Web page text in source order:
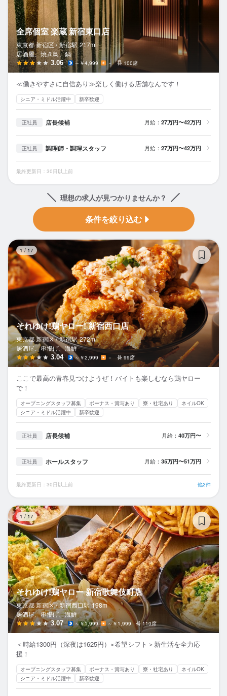
全席個室 楽蔵 新宿東口店
東京都 新宿区 / 新宿駅 217m
居酒屋、焼き鳥、鍋
3.06 ～￥4,999 － 100席
≪働きやすさに自信あり≫楽しく働ける店舗なんです！
シニア・ミドル活躍中 新卒歓迎
正社員 店長候補 月給： 27万円〜42万円
正社員 調理師・調理スタッフ 月給： 27万円〜42万円
最終更新日：30日以上前
理想の求人が見つかりませんか？
条件を絞り込む
1/ 17
それゆけ!鶏ヤロー! 新宿西口店
東京都 新宿区 / 新宿駅 272m
居酒屋、串揚げ、海鮮
3.04 ～￥2,999 － 99席
ここで最高の青春見つけようぜ！バイトも楽しむなら鶏ヤロー
で！
オープニングスタッフ募集 ボーナス・賞与あり 寮・社宅あり
ネイルOK
シニア・ミドル活躍中
新卒歓迎
正社員 店長候補 月給： 40万円〜
正社員 ホールスタッフ 月給： 35万円〜51万円
最終更新日：30日以上前 他2件
1 / 17
それゆけ!鶏ヤロー 新宿歌舞伎町店
東京都 新宿区 / 新宿西口駅 198m
居酒屋、串揚げ、海鮮
3.07 ～￥1,999 ～￥1,999 110席
＜時給1300円（深夜は1625円）×希望シフト＞新生活を全力応
援！
オープニングスタッフ募集 ボーナス・賞与あり 寮・社宅あり
ネイルOK
シニア・ミドル活躍中
新卒歓迎